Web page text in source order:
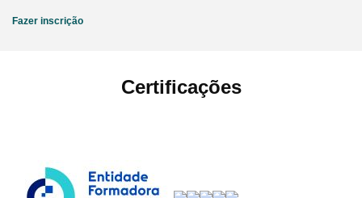
Fazer inscrição
Certificações